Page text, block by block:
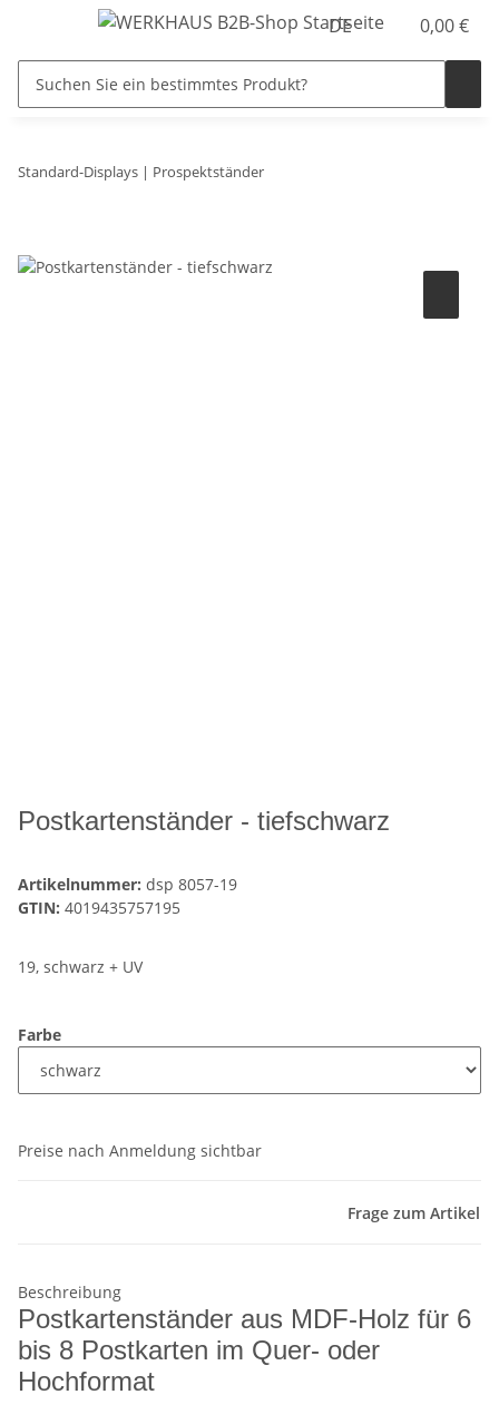
DE 0,00 €
Standard-Displays | Prospektständer
Postkartenständer - tiefschwarz
Artikelnummer: dsp 8057-19
GTIN: 4019435757195
19, schwarz + UV
Farbe
Preise nach Anmeldung sichtbar
Frage zum Artikel
Beschreibung
Postkartenständer aus MDF-Holz für 6
bis 8 Postkarten im Quer- oder
Hochformat